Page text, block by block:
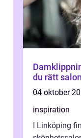
du rätt
04 oktober
inspiration
I Linköping